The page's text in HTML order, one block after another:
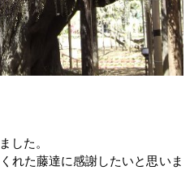
した。
れた藤達に感謝したいと思いま